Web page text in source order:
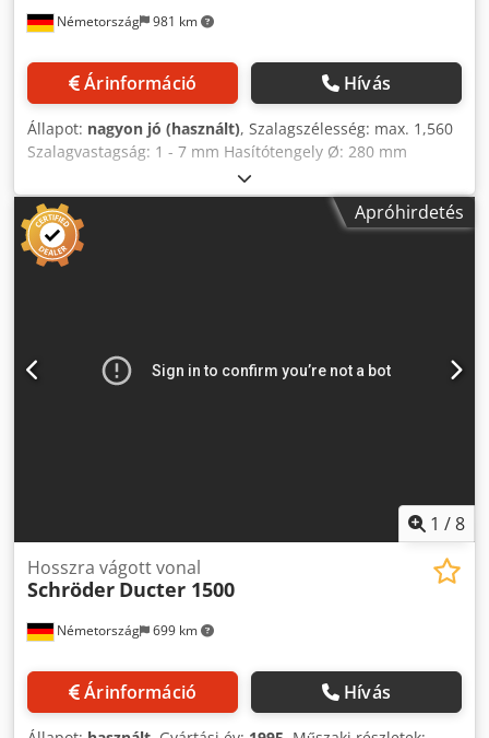
Németország 981 km
Árinformáció Hívás
Állapot: nagyon jó (használt), Szalagszélesség: max. 1,560
Szalagvastagság: 1 - 7 mm Hasítótengely Ø: 280 mm
Sebesség: max. 120 m/perc Dksdpju H U Eyefx Acfsr
Felújítás: 2017
Apróhirdetés
1 /8
Németország 699 km
Hosszra vágott vonal
Schröder Ducter 1500
Árinformáció Hívás